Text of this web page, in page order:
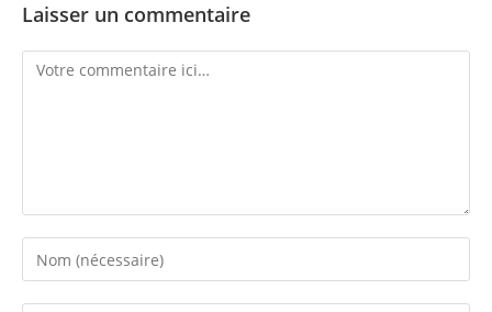
Laisser un commentaire